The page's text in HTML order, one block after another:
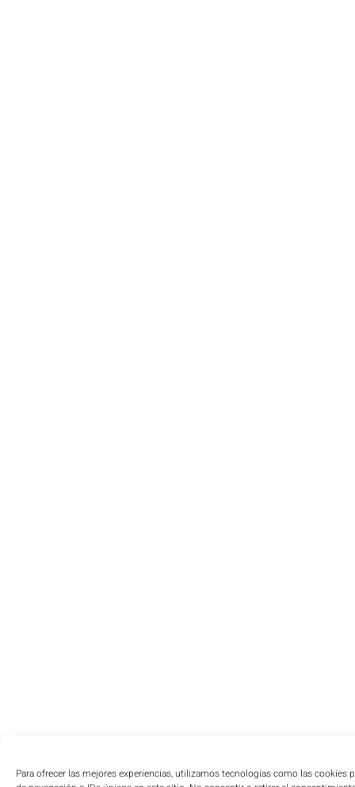
Para ofrecer las mejores experiencias, utilizamos tecnologías como las